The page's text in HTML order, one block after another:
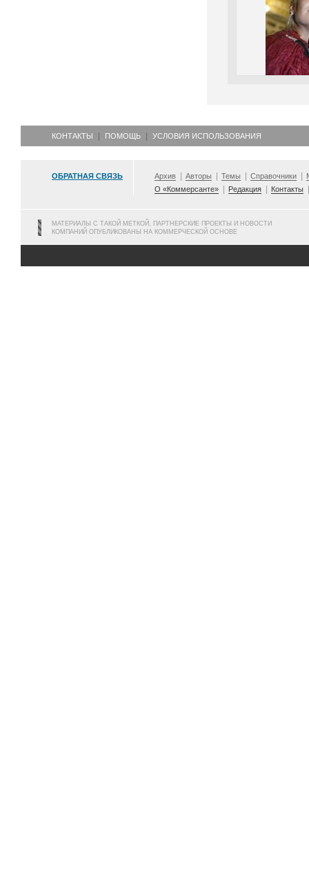
КОНТАКТЫ ПОМОЩЬ УСЛОВИЯ ИСПОЛЬЗОВАНИЯ
ОБРАТНАЯ СВЯЗЬ Архив Авторы Темы Справочники
О «Коммерсанте»
Редакция Контакты
МАТЕРИАЛЫ С ТАКОЙ МЕТКОЙ, ПАРТНЕРСКИЕ ПРОЕКТЫ И НОВОСТИ
КОМПАНИЙ ОПУБЛИКОВАНЫ НА КОММЕРЧЕСКОЙ ОСНОВЕ